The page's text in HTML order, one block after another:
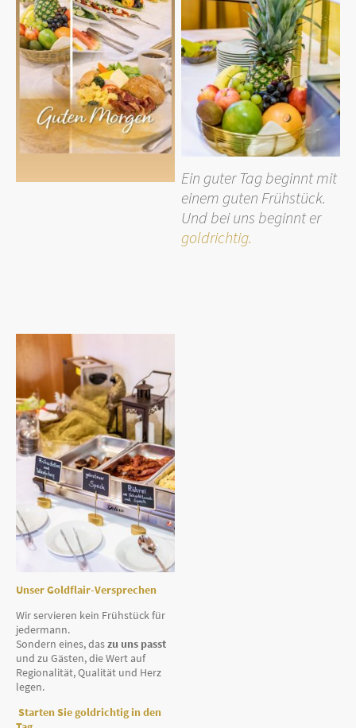
Ein guter Tag beginnt mit
einem guten Frühstück.
Und bei uns beginnt er
goldrichtig.
Unser Goldflair-Versprechen
Wir servieren kein Frühstück für
jedermann.
Sondern eines, daszu uns passt
und zu Gästen, die Wert auf
Regionalität, Qualität und Herz
legen.
Starten Sie goldrichtig in den